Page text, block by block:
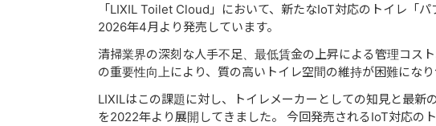
「LIXIL Toilet Cloud」において、新たなIoT対応のトイレ「
2026年4⽉より発売しています。
清掃業界の深刻な⼈⼿不⾜、最低賃⾦の上昇による管理コス
の重要性向上により、質の⾼いトイレ空間の維持が困難になり
LIXILはこの課題に対し、トイレメーカーとしての知⾒と最新
を2022年より展開してきました。 今回発売されるIoT対応の